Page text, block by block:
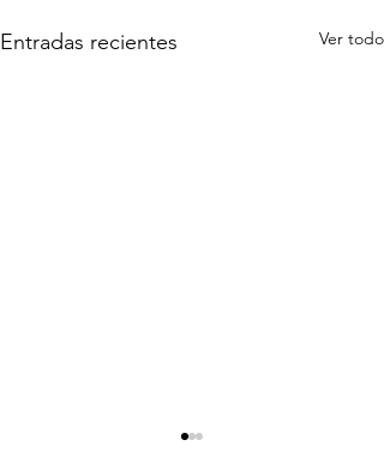
Entradas recientes Ver todo